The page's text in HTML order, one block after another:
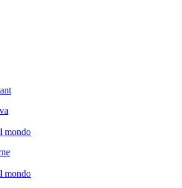
mondo
mondo